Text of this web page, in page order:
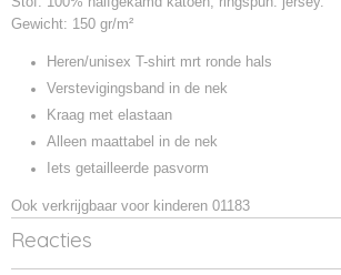
Gewicht: 150 gr/m²
Heren/unisex T-shirt mrt ronde hals
Verstevigingsband in de nek
Kraag met elastaan
Alleen maattabel in de nek
Iets getailleerde pasvorm
Ook verkrijgbaar voor kinderen 01183
Reacties